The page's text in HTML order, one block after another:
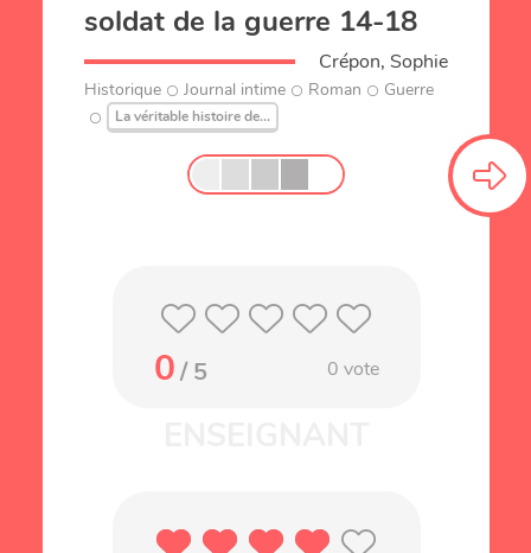
soldat de la guerre 14-18
Crépon, Sophie
Historique Journal intime Roman Guerre
La véritable histoire de...
0/ 5 0 vote